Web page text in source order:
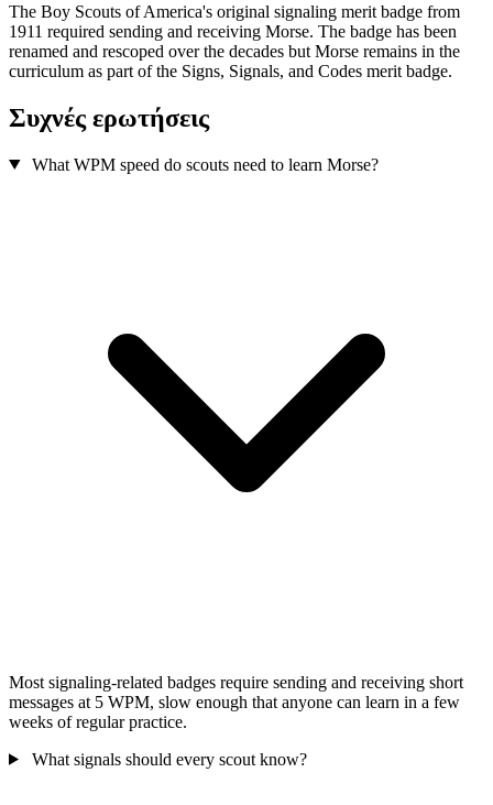
The Boy Scouts of America's original signaling merit badge from
1911 required sending and receiving Morse. The badge has been
renamed and rescoped over the decades but Morse remains in the
curriculum as part of the Signs, Signals, and Codes merit badge.
Συχνές ερωτήσεις
What WPM speed do scouts need to learn Morse?
Most signaling-related badges require sending and receiving short
messages at 5 WPM, slow enough that anyone can learn in a few
weeks of regular practice.
What signals should every scout know?